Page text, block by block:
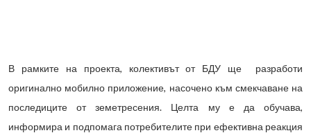
В рамките на проекта, колективът от БДУ ще разработи
оригинално мобилно приложение, насочено към смекчаване на
последиците от земетресения. Целта му е да обучава,
информира и подпомага потребителите при ефективна реакция